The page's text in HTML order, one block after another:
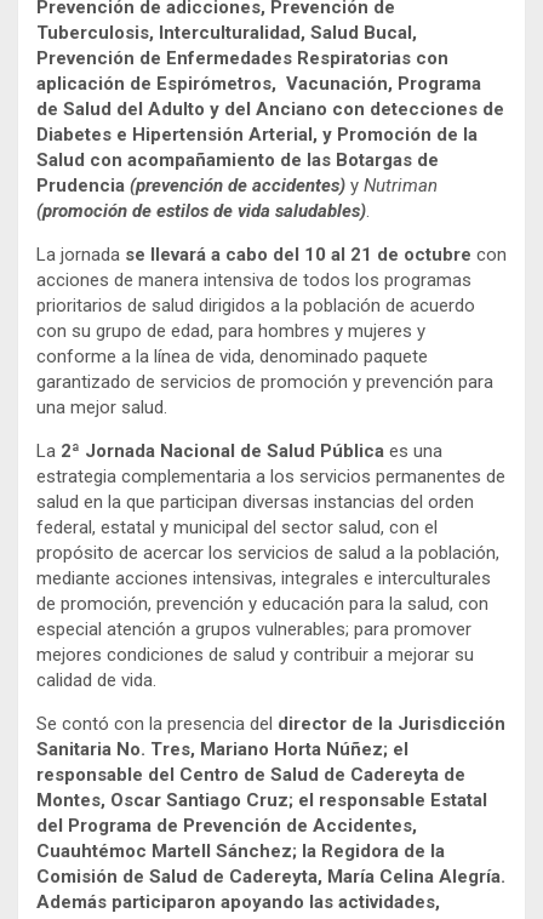
Prevención de adicciones, Prevención de
Tuberculosis, Interculturalidad, Salud Bucal,
Prevención de Enfermedades Respiratorias con
aplicación de Espirómetros, Vacunación, Programa
de Salud del Adulto y del Anciano con detecciones de
Diabetes e Hipertensión Arterial, y Promoción de la
Salud con acompañamiento de las Botargas de
Prudencia (prevención de accidentes) y Nutriman
(promoción de estilos de vida saludables).
La jornada se llevará a cabo del 10 al 21 de octubre con
acciones de manera intensiva de todos los programas
prioritarios de salud dirigidos a la población de acuerdo
con su grupo de edad, para hombres y mujeres y
conforme a la línea de vida, denominado paquete
garantizado de servicios de promoción y prevención para
una mejor salud.
La 2ª Jornada Nacional de Salud Pública es una
estrategia complementaria a los servicios permanentes de
salud en la que participan diversas instancias del orden
federal, estatal y municipal del sector salud, con el
propósito de acercar los servicios de salud a la población,
mediante acciones intensivas, integrales e interculturales
de promoción, prevención y educación para la salud, con
especial atención a grupos vulnerables; para promover
mejores condiciones de salud y contribuir a mejorar su
calidad de vida.
Se contó con la presencia del director de la Jurisdicción
Sanitaria No. Tres, Mariano Horta Núñez; el
responsable del Centro de Salud de Cadereyta de
Montes, Oscar Santiago Cruz; el responsable Estatal
del Programa de Prevención de Accidentes,
Cuauhtémoc Martell Sánchez; la Regidora de la
Comisión de Salud de Cadereyta, María Celina Alegría.
Además participaron apoyando las actividades,